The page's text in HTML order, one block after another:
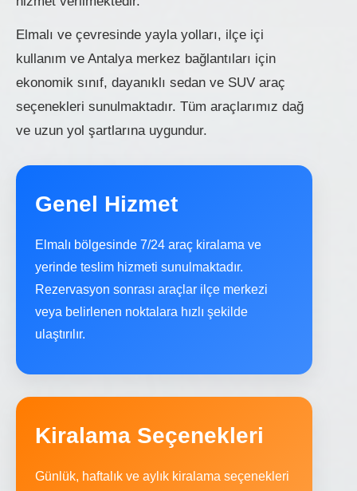
Elmalı ve çevresinde yayla yolları, ilçe içi
kullanım ve Antalya merkez bağlantıları için
ekonomik sınıf, dayanıklı sedan ve SUV araç
seçenekleri sunulmaktadır. Tüm araçlarımız dağ
ve uzun yol şartlarına uygundur.
Genel Hizmet
Elmalı bölgesinde 7/24 araç kiralama ve
yerinde teslim hizmeti sunulmaktadır.
Rezervasyon sonrası araçlar ilçe merkezi
veya belirlenen noktalara hızlı şekilde
ulaştırılır.
Kiralama Seçenekleri
Günlük, haftalık ve aylık kiralama seçenekleri